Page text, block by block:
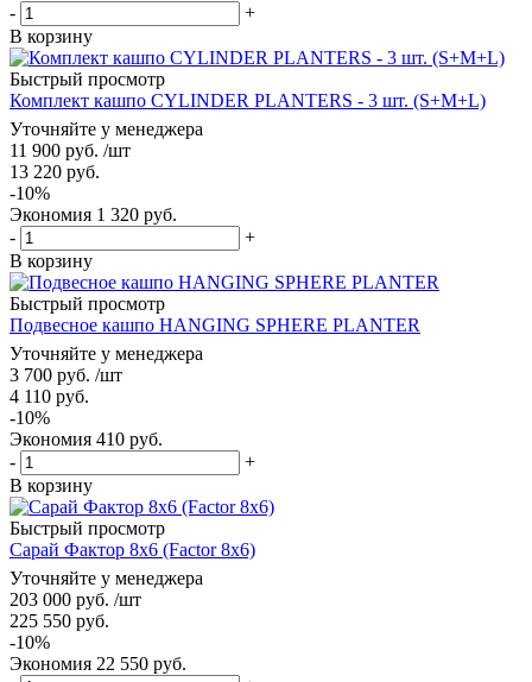
-
+
В корзину
Быстрый просмотр
Комплект кашпо CYLINDER PLANTERS - 3 шт. (S+M+L)
Уточняйте у менеджера
11 900 руб. /шт
13 220 руб.
-10%
Экономия 1 320 руб.
-
+
В корзину
Быстрый просмотр
Подвесное кашпо HANGING SPHERE PLANTER
Уточняйте у менеджера
3 700 руб. /шт
4 110 руб.
-10%
Экономия 410 руб.
-
+
В корзину
Быстрый просмотр
Сарай Фактор 8x6 (Factor 8x6)
Уточняйте у менеджера
203 000 руб. /шт
225 550 руб.
-10%
Экономия 22 550 руб.